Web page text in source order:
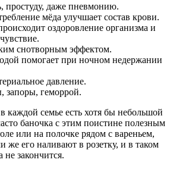
простуду, даже пневмонию.
мёда улучшает состав крови.
оздоровление организма и
снотворным эффектом.
помогает при ночном недержании
давление.
запоры, геморрой.
каждой семье есть хотя бы небольшой
баночка с этим поистине полезным
или на полочке рядом с вареньем,
же его наливают в розетку, и в таком
не закончится.